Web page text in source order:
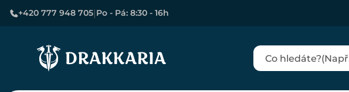
+420 777 948 705|Po - Pá: 8:30 - 16h